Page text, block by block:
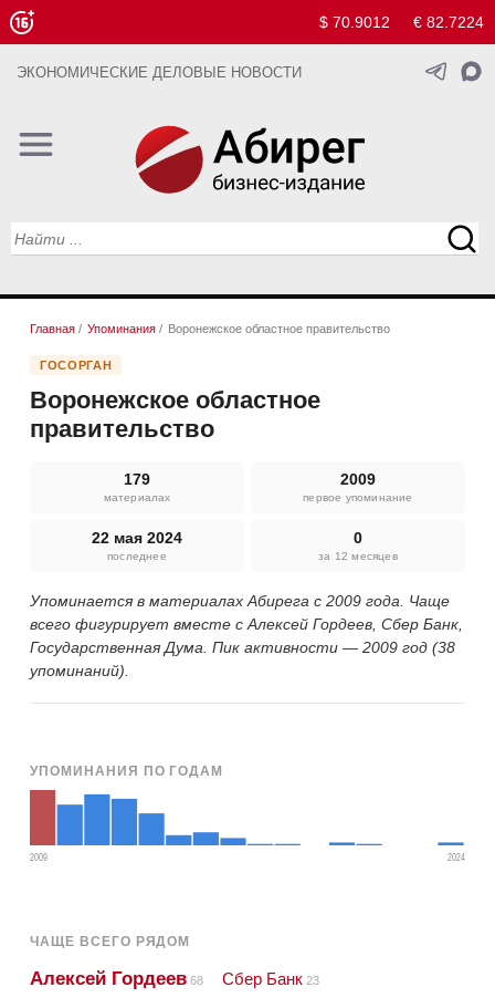
$ 70.9012 € 82.7224
ЭКОНОМИЧЕСКИЕ ДЕЛОВЫЕ НОВОСТИ
Главная / Упоминания / Воронежское областное правительство
ГОСОРГАН
Воронежское областное
правительство
179
материалах
2009
первое упоминание
22 мая 2024
последнее
0
за 12 месяцев
Упоминается в материалах Абирега с 2009 года. Чаще
всего фигурирует вместе с Алексей Гордеев, Сбер Банк,
Государственная Дума. Пик активности — 2009 год (38
упоминаний).
УПОМИНАНИЯ ПО ГОДАМ
2009 2024
ЧАЩЕ ВСЕГО РЯДОМ
Алексей Гордеев 68 Сбер Банк 23